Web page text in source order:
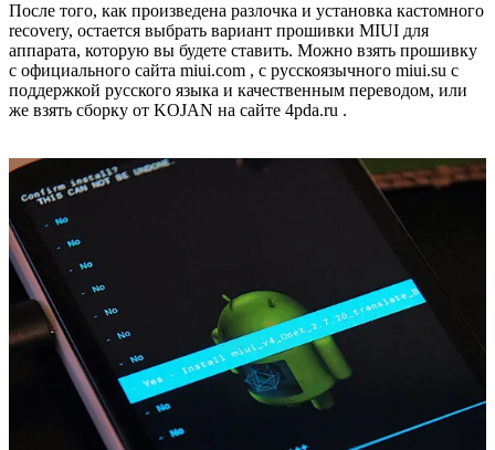
После того, как произведена разлочка и установка кастомного
recovery, остается выбрать вариант прошивки MIUI для
аппарата, которую вы будете ставить. Можно взять прошивку
с официального сайта miui.com , с русскоязычного miui.su с
поддержкой русского языка и качественным переводом, или
же взять сборку от KOJAN на сайте 4pda.ru .